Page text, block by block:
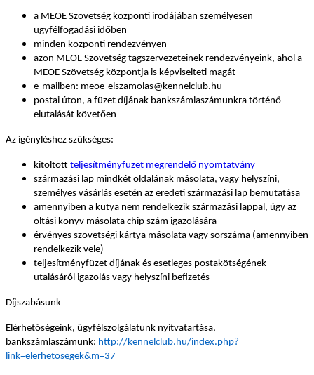
a MEOE Szövetség központi irodájában személyesen
ügyfélfogadási időben
minden központi rendezvényen
azon MEOE Szövetség tagszervezeteinek rendezvényeink, ahol a
MEOE Szövetség központja is képviselteti magát
e-mailben: meoe-elszamolas@kennelclub.hu
postai úton, a füzet díjának bankszámlaszámunkra történő
elutalását követően
Az igényléshez szükséges:
kitöltött teljesítményfüzet megrendelő nyomtatvány
származási lap mindkét oldalának másolata, vagy helyszíni,
személyes vásárlás esetén az eredeti származási lap bemutatása
amennyiben a kutya nem rendelkezik származási lappal, úgy az
oltási könyv másolata chip szám igazolására
érvényes szövetségi kártya másolata vagy sorszáma (amennyiben
rendelkezik vele)
teljesítményfüzet díjának és esetleges postakötségének
utalásáról igazolás vagy helyszíni befizetés
Díjszabásunk
Elérhetőségeink, ügyfélszolgálatunk nyitvatartása,
bankszámlaszámunk: http://kennelclub.hu/index.php?
link=elerhetosegek&m=37